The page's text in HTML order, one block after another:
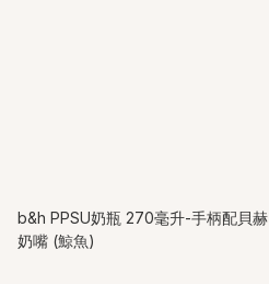
b&h PPSU奶瓶 270毫升-手柄配貝赫
奶嘴 (鯨魚)